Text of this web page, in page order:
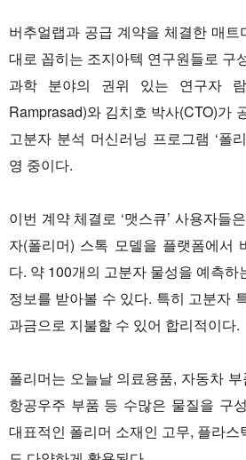
버추얼랩과 공급 계약을 체결한 매
대로 꼽히는 조지아텍 연구원들로 구
과학 분야의 권위 있는 연구자 람
Ramprasad)와 김치호 박사(CTO)가
고분자 분석 머신러닝 프로그램 ‘폴
영 중이다.
이번 계약 체결로 ‘맷스큐’ 사용자들
자(폴리머) 스톡 모델을 플랫폼에서
다. 약 100개의 고분자 물성을 예측하
정보를 받아볼 수 있다. 특히 고분자
과금으로 지불할 수 있어 합리적이다.
폴리머는 오늘날 의료용품, 자동차
항공우주 부품 등 수많은 물질을 구
대표적인 폴리머 소재인 고무, 플라스